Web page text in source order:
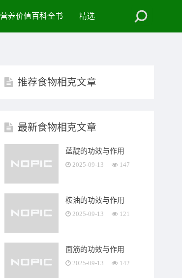
营养价值百科全书 精选
推荐食物相克文章
最新食物相克文章
蓝靛的功效与作用
2025-09-13 147
桉油的功效与作用
2025-09-13 121
面筋的功效与作用
2025-09-13 142